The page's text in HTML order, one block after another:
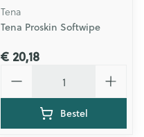
Tena
Tena Proskin Softwipe
€ 20,18
Bestel